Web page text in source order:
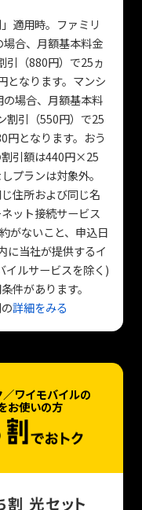
適用時。ファミリ
合、月額基本料金
引（880円）で25ヵ
となります。マンシ
の場合、月額基本料
割引（550円）で25
円となります。おう
割引額は440円×25
プランは対象外。
住所および同じ名
ット接続サービス
がないこと、申込日
に当社が提供するイ
イルサービスを除く)
件があります。
詳細をみる
ワイモバイルの
お使いの方